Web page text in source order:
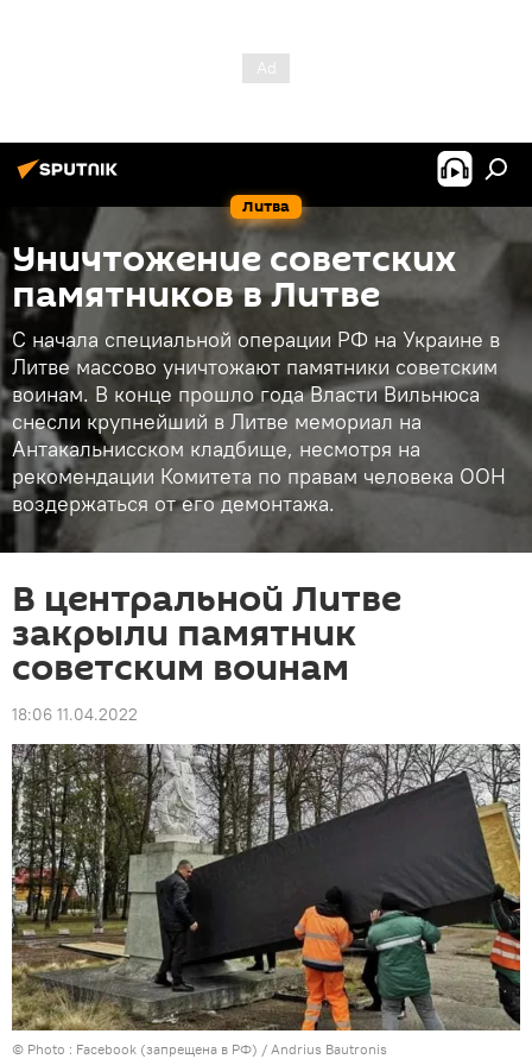
Литва
Уничтожение советских
памятников в Литве
С начала специальной операции РФ на Украине в
Литве массово уничтожают памятники советским
воинам. В конце прошло года Власти Вильнюса
снесли крупнейший в Литве мемориал на
Антакальнисском кладбище, несмотря на
рекомендации Комитета по правам человека ООН
воздержаться от его демонтажа.
В центральной Литве
закрыли памятник
советским воинам
18:06 11.04.2022
© Photo : Facebook (запрещена в РФ) / Andrius Bautronis